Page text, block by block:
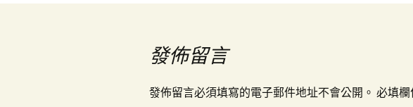
發佈留言
發佈留言必須填寫的電子郵件地址不會公開。 必填欄